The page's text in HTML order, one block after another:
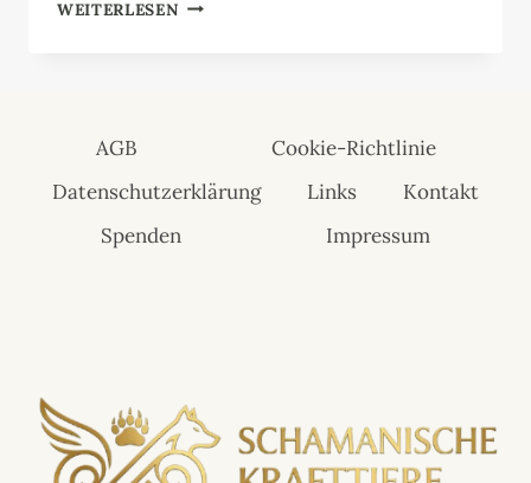
WEITERLESEN
AGB
Cookie-Richtlinie
Datenschutzerklärung
Links
Kontakt
Spenden
Impressum